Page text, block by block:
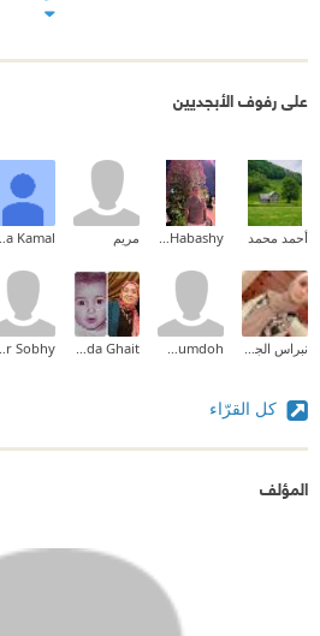
على رفوف الأبجديين
أحمد محمد مريم
كل القرّاء
المؤلف